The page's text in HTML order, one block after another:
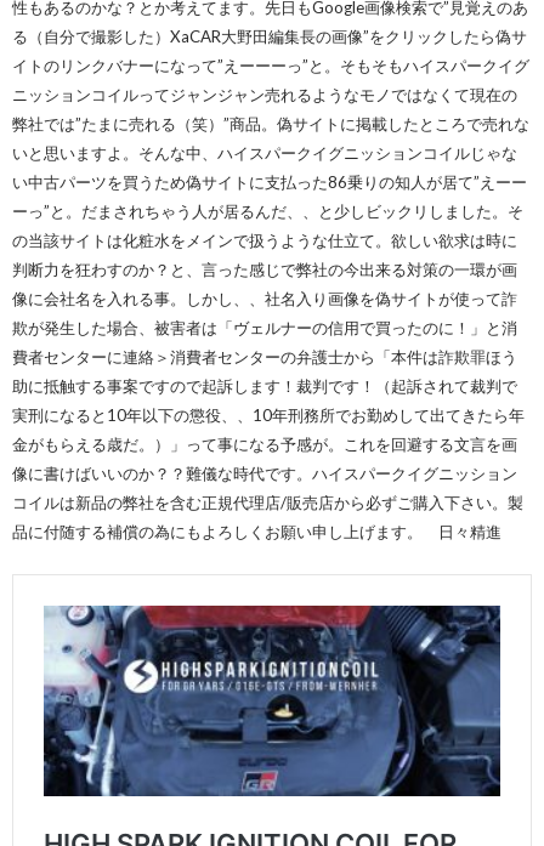
性もあるのかな？とか考えてます。先日もGoogle画像検索で”見覚えのあ
る（自分で撮影した）XaCAR大野田編集長の画像”をクリックしたら偽サ
イトのリンクバナーになって”えーーーっ”と。そもそもハイスパークイグ
ニッションコイルってジャンジャン売れるようなモノではなくて現在の
弊社では”たまに売れる（笑）”商品。偽サイトに掲載したところで売れな
いと思いますよ。そんな中、ハイスパークイグニッションコイルじゃな
い中古パーツを買うため偽サイトに支払った86乗りの知人が居て”えーー
ーっ”と。だまされちゃう人が居るんだ、、と少しビックリしました。そ
の当該サイトは化粧水をメインで扱うような仕立て。欲しい欲求は時に
判断力を狂わすのか？と、言った感じで弊社の今出来る対策の一環が画
像に会社名を入れる事。しかし、、社名入り画像を偽サイトが使って詐
欺が発生した場合、被害者は「ヴェルナーの信用で買ったのに！」と消
費者センターに連絡＞消費者センターの弁護士から「本件は詐欺罪ほう
助に抵触する事案ですので起訴します！裁判です！（起訴されて裁判で
実刑になると10年以下の懲役、、10年刑務所でお勤めして出てきたら年
金がもらえる歳だ。）」って事になる予感が。これを回避する文言を画
像に書けばいいのか？？難儀な時代です。ハイスパークイグニッション
コイルは新品の弊社を含む正規代理店/販売店から必ずご購入下さい。製
品に付随する補償の為にもよろしくお願い申し上げます。 日々精進